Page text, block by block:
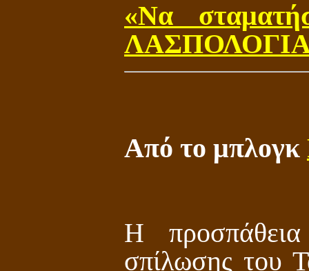
«Να
ΛΑΣΠΟΛΟΓΙΑ
Από το μπλογκ
Η
σπίλωσης του